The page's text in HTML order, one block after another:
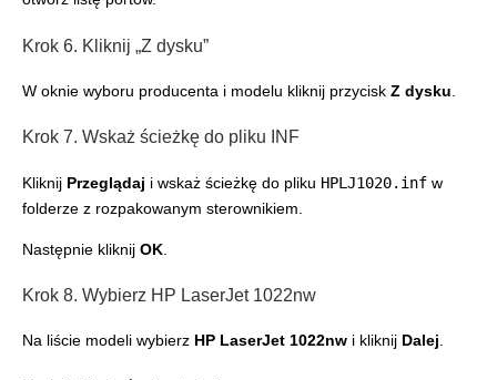
Krok 6. Kliknij „Z dysku”
W oknie wyboru producenta i modelu kliknij przycisk Z dysku
Krok 7. Wskaż ścieżkę do pliku INF
Kliknij Przeglądaj i wskaż ścieżkę do pliku HPLJ1020.inf w
folderze z rozpakowanym sterownikiem.
Następnie kliknij OK
Krok 8. Wybierz HP LaserJet 1022nw
Na liście modeli wybierz HP LaserJet 1022nw i kliknij Dalej.